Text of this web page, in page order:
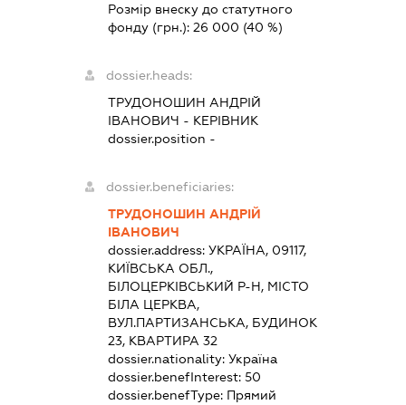
Розмір внеску до статутного
фонду (грн.):26 000 (40 %)
dossier.heads:
ТРУДОНОШИН АНДРІЙ
ІВАНОВИЧ - КЕРІВНИК
dossier.position -
dossier.beneficiaries:
ТРУДОНОШИН АНДРІЙ
ІВАНОВИЧ
dossier.address:УКРАЇНА, 09117,
КИЇВСЬКА ОБЛ.,
БІЛОЦЕРКІВСЬКИЙ Р-Н, МІСТО
БІЛА ЦЕРКВА,
ВУЛ.ПАРТИЗАНСЬКА, БУДИНОК
23, КВАРТИРА 32
dossier.nationality:Україна
dossier.benefInterest:50
dossier.benefType: Прямий